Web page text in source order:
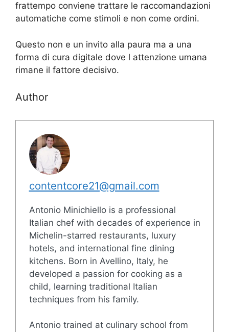
frattempo conviene trattare le raccomandazioni
automatiche come stimoli e non come ordini.
Questo non e un invito alla paura ma a una
forma di cura digitale dove l attenzione umana
rimane il fattore decisivo.
Author
contentcore21@gmail.com
Antonio Minichiello is a professional
Italian chef with decades of experience in
Michelin-starred restaurants, luxury
hotels, and international fine dining
kitchens. Born in Avellino, Italy, he
developed a passion for cooking as a
child, learning traditional Italian
techniques from his family.
Antonio trained at culinary school from